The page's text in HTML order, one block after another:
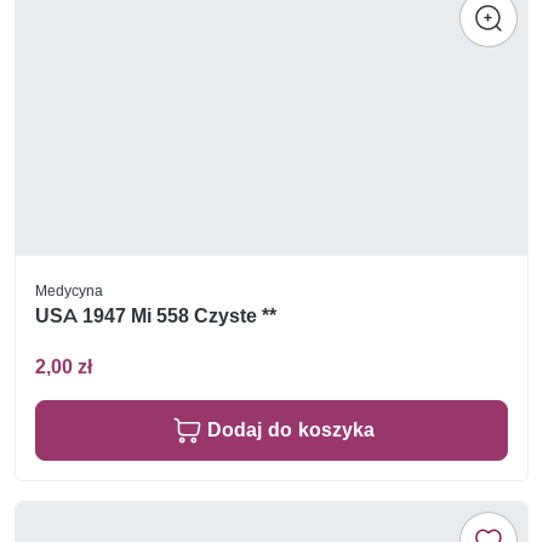
Medycyna
USA 1947 Mi 558 Czyste **
2,00 zł
Dodaj do koszyka